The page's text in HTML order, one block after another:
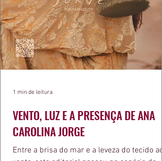
VENTO, LUZ E A PRESENÇA DE ANA
CAROLINA JORGE
Entre a brisa do mar e a leveza do tecido ao
1 min de leitura